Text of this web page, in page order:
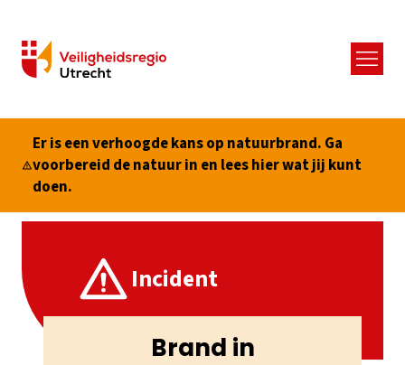
Menu
Er is een verhoogde kans op natuurbrand. Ga
voorbereid de natuur in en lees hier wat jij kunt
doen.
Incident
Brand in